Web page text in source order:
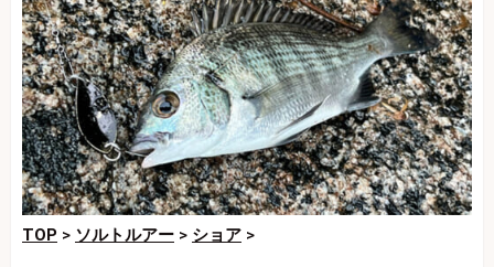
TOP > ソルトルアー > ショア >